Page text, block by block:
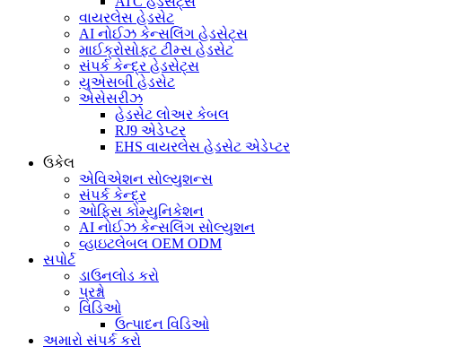
વાયરલેસ હેડસેટ
AI નોઈઝ કેન્સલિંગ હેડસેટ્સ
માઈક્રોસોફ્ટ ટીમ્સ હેડસેટ
સંપર્ક કેન્દ્ર હેડસેટ્સ
યુએસબી હેડસેટ
એસેસરીઝ
હેડસેટ લોઅર કેબલ
RJ9 એડેપ્ટર
EHS વાયરલેસ હેડસેટ એડેપ્ટર
ઉકેલ
એવિએશન સોલ્યુશન્સ
સંપર્ક કેન્દ્ર
ઓફિસ કોમ્યુનિકેશન
AI નોઈઝ કેન્સલિંગ સોલ્યુશન
વ્હાઇટલેબલ OEM ODM
સપોર્ટ
ડાઉનલોડ કરો
પ્રશ્નો
વિડિઓ
ઉત્પાદન વિડિઓ
અમારો સંપર્ક કરો